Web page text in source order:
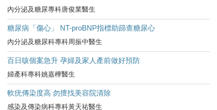
內分泌及糖尿專科唐俊業醫生
糖尿病「傷心」 NT-proBNP指標助篩查糖尿心
內分泌及糖尿科專科周振中醫生
百日咳個案急升 孕婦及家人產前做好預防
婦產科專科姚嘉樺醫生
軟疣傳染度高 勿擅找美容院清除
感染及傳染病科專科黃天祐醫生